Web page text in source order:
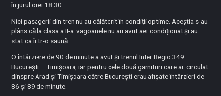
în jurul orei 18.30.
Nici pasagerii din tren nu au călătorit în condiții optime. Aceștia s-au
plâns că la clasa a II-a, vagoanele nu au avut aer condiționat și au
stat ca într-o saună.
O întârziere de 90 de minute a avut și trenul Inter Regio 349
București – Timișoara, iar pentru cele două garnituri care au circulat
dinspre Arad și Timișoara către București erau afișate întârzieri de
86 și 89 de minute.